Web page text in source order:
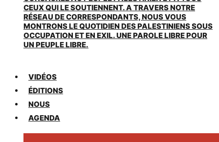
CEUX QUI LE SOUTIENNENT. A TRAVERS NOTRE
RÉSEAU DE CORRESPONDANTS, NOUS VOUS
MONTRONS LE QUOTIDIEN DES PALESTINIENS SOUS
OCCUPATION ET EN EXIL. UNE PAROLE LIBRE POUR
UN PEUPLE LIBRE.
VIDÉOS
ÉDITIONS
NOUS
AGENDA